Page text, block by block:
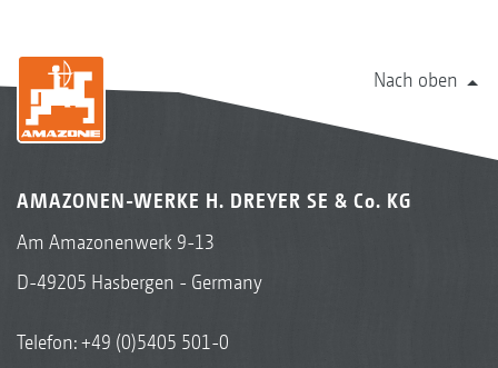
Nach oben
AMAZONEN-WERKE H. DREYER SE & Co. KG
Am Amazonenwerk 9-13
D-49205 Hasbergen - Germany
Telefon:+49 (0)5405 501-0